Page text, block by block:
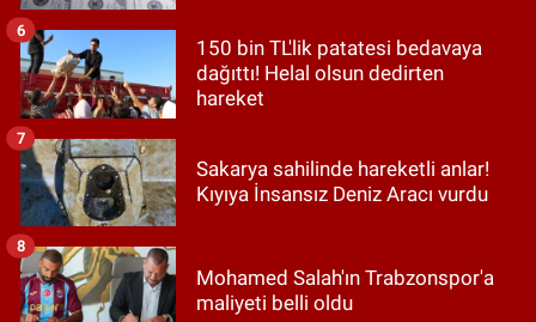
150 bin TL'lik patatesi bedavaya
dağıttı! Helal olsun dedirten
hareket
6
Sakarya sahilinde hareketli anlar!
Kıyıya İnsansız Deniz Aracı vurdu
7
Mohamed Salah'ın Trabzonspor'a
maliyeti belli oldu
8